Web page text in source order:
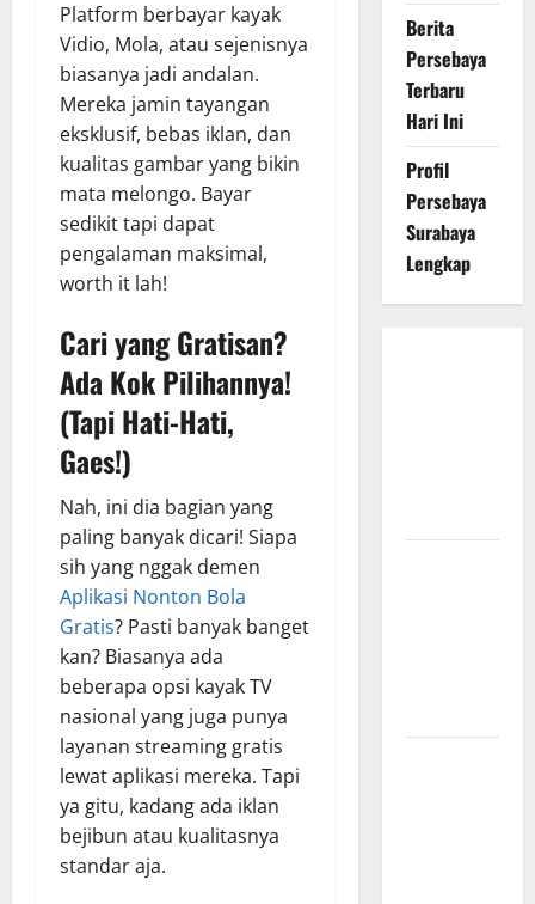
Platform berbayar kayak
Vidio, Mola, atau sejenisnya
biasanya jadi andalan.
Mereka jamin tayangan
eksklusif, bebas iklan, dan
kualitas gambar yang bikin
mata melongo. Bayar
sedikit tapi dapat
pengalaman maksimal,
worth it lah!
Cari yang Gratisan?
Ada Kok Pilihannya!
(Tapi Hati-Hati,
Gaes!)
Nah, ini dia bagian yang
paling banyak dicari! Siapa
sih yang nggak demen
Aplikasi Nonton Bola
Gratis? Pasti banyak banget
kan? Biasanya ada
beberapa opsi kayak TV
nasional yang juga punya
layanan streaming gratis
lewat aplikasi mereka. Tapi
ya gitu, kadang ada iklan
bejibun atau kualitasnya
standar aja.
Berita
Persebaya
Terbaru
Hari Ini
Profil
Persebaya
Surabaya
Lengkap